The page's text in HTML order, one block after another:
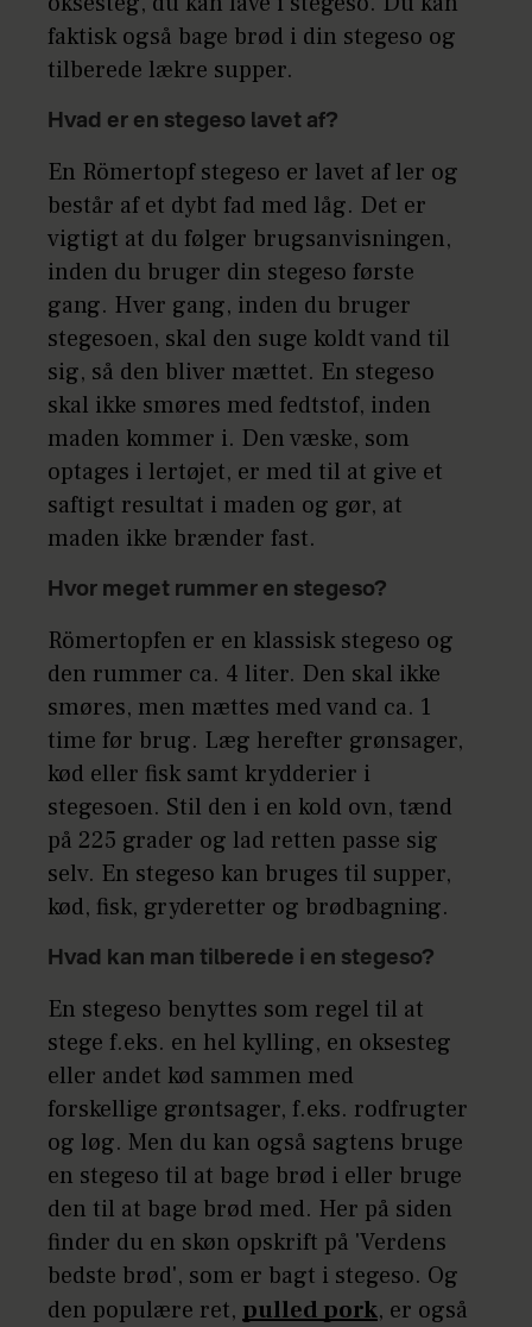
faktisk også bage brød i din stegeso og
tilberede lækre supper.
Hvad er en stegeso lavet af?
En Römertopf stegeso er lavet af ler og
består af et dybt fad med låg. Det er
vigtigt at du følger brugsanvisningen,
inden du bruger din stegeso første
gang. Hver gang, inden du bruger
stegesoen, skal den suge koldt vand til
sig, så den bliver mættet. En stegeso
skal ikke smøres med fedtstof, inden
maden kommer i. Den væske, som
optages i lertøjet, er med til at give et
saftigt resultat i maden og gør, at
maden ikke brænder fast.
Hvor meget rummer en stegeso?
Römertopfen er en klassisk stegeso og
den rummer ca. 4 liter. Den skal ikke
smøres, men mættes med vand ca. 1
time før brug. Læg herefter grønsager,
kød eller fisk samt krydderier i
stegesoen. Stil den i en kold ovn, tænd
på 225 grader og lad retten passe sig
selv. En stegeso kan bruges til supper,
kød, fisk, gryderetter og brødbagning.
Hvad kan man tilberede i en stegeso?
En stegeso benyttes som regel til at
stege f.eks. en hel kylling, en oksesteg
eller andet kød sammen med
forskellige grøntsager, f.eks. rodfrugter
og løg. Men du kan også sagtens bruge
en stegeso til at bage brød i eller bruge
den til at bage brød med. Her på siden
finder du en skøn opskrift på 'Verdens
bedste brød', som er bagt i stegeso. Og
den populære ret, pulled pork, er også